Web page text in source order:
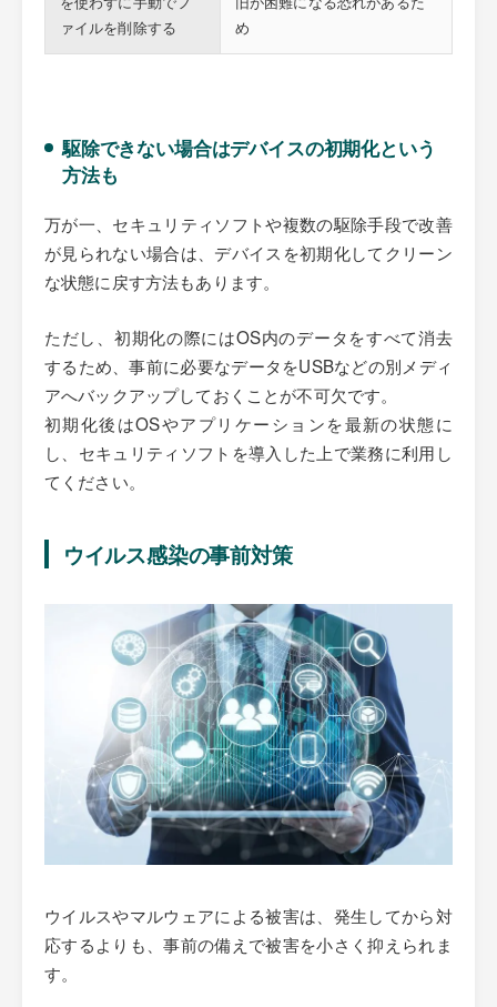
ァイルを削除する
め
駆除できない場合はデバイスの初期化という
方法も
万が一、セキュリティソフトや複数の駆除手段で改善
が見られない場合は、デバイスを初期化してクリーン
な状態に戻す方法もあります。
ただし、初期化の際にはOS内のデータをすべて消去
するため、事前に必要なデータをUSBなどの別メディ
アへバックアップしておくことが不可欠です。
初期化後はOSやアプリケーションを最新の状態に
し、セキュリティソフトを導入した上で業務に利用し
てください。
ウイルス感染の事前対策
ウイルスやマルウェアによる被害は、発生してから対
応するよりも、事前の備えで被害を小さく抑えられま
す。